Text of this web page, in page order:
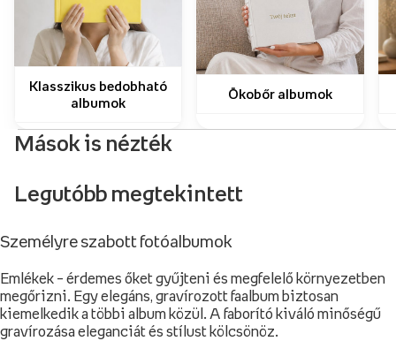
Klasszikus bedobható
albumok
Ökobőr albumok
Mások is nézték
Legutóbb megtekintett
Személyre szabott fotóalbumok
Emlékek – érdemes őket gyűjteni és megfelelő környezetben
megőrizni. Egy elegáns, gravírozott faalbum biztosan
kiemelkedik a többi album közül. A faborító kiváló minőségű
gravírozása eleganciát és stílust kölcsönöz.